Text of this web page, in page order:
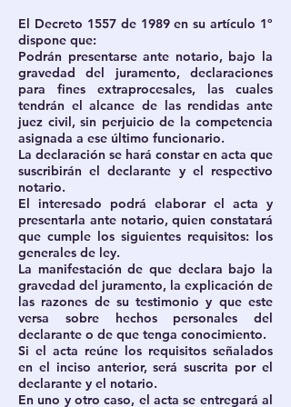
El Decreto 1557 de 1989 en su artículo 1º
dispone que:
Podrán presentarse ante notario, bajo la
gravedad del juramento, declaraciones
para fines extraprocesales, las cuales
tendrán el alcance de las rendidas ante
juez civil, sin perjuicio de la competencia
asignada a ese último funcionario.
La declaración se hará constar en acta que
suscribirán el declarante y el respectivo
notario.
El interesado podrá elaborar el acta y
presentarla ante notario, quien constatará
que cumple los siguientes requisitos: los
generales de ley.
La manifestación de que declara bajo la
gravedad del juramento, la explicación de
las razones de su testimonio y que este
versa sobre hechos personales del
declarante o de que tenga conocimiento.
Si el acta reúne los requisitos señalados
en el inciso anterior, será suscrita por el
declarante y el notario.
En uno y otro caso, el acta se entregará al